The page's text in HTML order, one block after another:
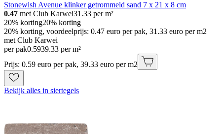
Stonewish Avenue klinker getrommeld sand 7 x 21 x 8 cm
0.47 met Club Karwei31.33 per m²
20% korting20% korting
20% korting, voordeelprijs: 0.47 euro per pak, 31.33 euro per m2
met Club Karwei
per pak0.5939.33 per m²
Prijs: 0.59 euro per pak, 39.33 euro per m2
Bekijk alles in siertegels